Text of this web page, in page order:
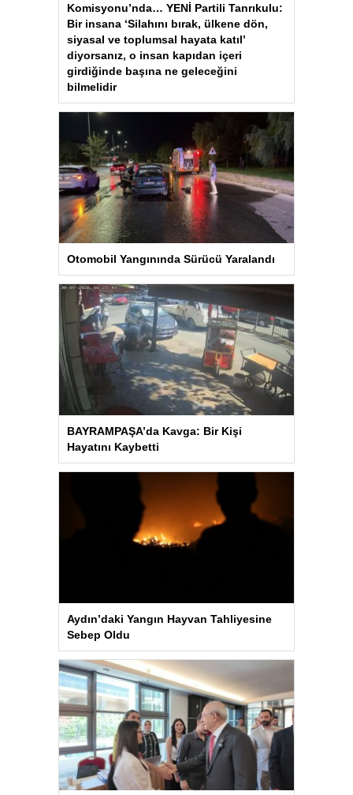
Komisyonu’nda… YENİ Partili Tanrıkulu:
Bir insana ‘Silahını bırak, ülkene dön,
siyasal ve toplumsal hayata katıl’
diyorsanız, o insan kapıdan içeri
girdiğinde başına ne geleceğini
bilmelidir
Otomobil Yangınında Sürücü Yaralandı
BAYRAMPAŞA’da Kavga: Bir Kişi
Hayatını Kaybetti
Aydın’daki Yangın Hayvan Tahliyesine
Sebep Oldu